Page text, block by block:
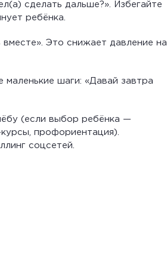
сделать дальше?». Избегайте
ребёнка.
Это снижает давление на
шаги: «Давай завтра
(если выбор ребёнка —
профориентация).
соцсетей.